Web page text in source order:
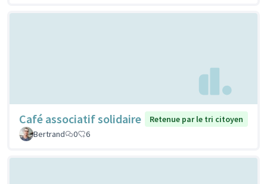
Café associatif solidaire
Retenue par le tri citoyen
Bertrand
0 6